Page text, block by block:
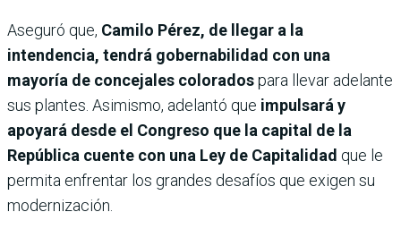
Aseguró que, Camilo Pérez, de llegar a la
intendencia, tendrá gobernabilidad con una
mayoría de concejales coloradospara llevar adelante
sus plantes. Asimismo, adelantó que impulsará y
apoyará desde el Congreso que la capital de la
República cuente con una Ley de Capitalidad que le
permita enfrentar los grandes desafíos que exigen su
modernización.